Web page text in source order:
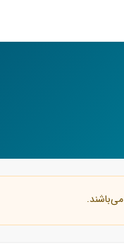
می‌باشند.